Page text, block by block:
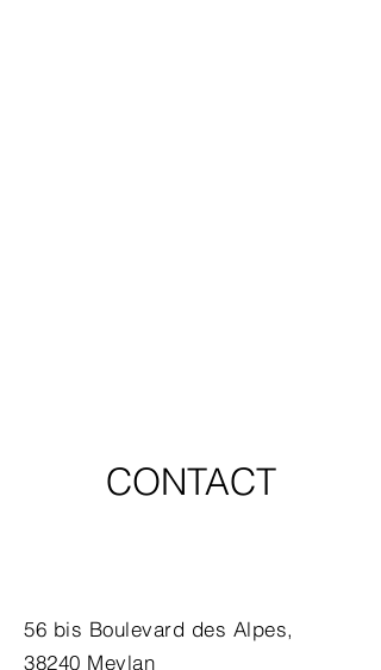
CONTACT
56 bis Boulevard des Alpes,
38240 Meylan